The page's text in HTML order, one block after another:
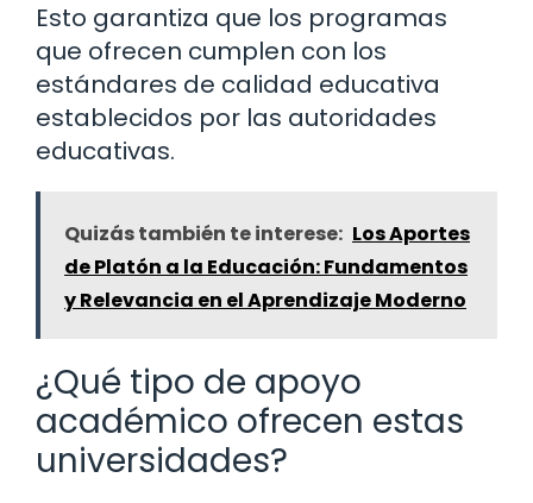
Esto garantiza que los programas
que ofrecen cumplen con los
estándares de calidad educativa
establecidos por las autoridades
educativas.
Quizás también te interese: Los Aportes
de Platón a la Educación: Fundamentos
y Relevancia en el Aprendizaje Moderno
¿Qué tipo de apoyo
académico ofrecen estas
universidades?